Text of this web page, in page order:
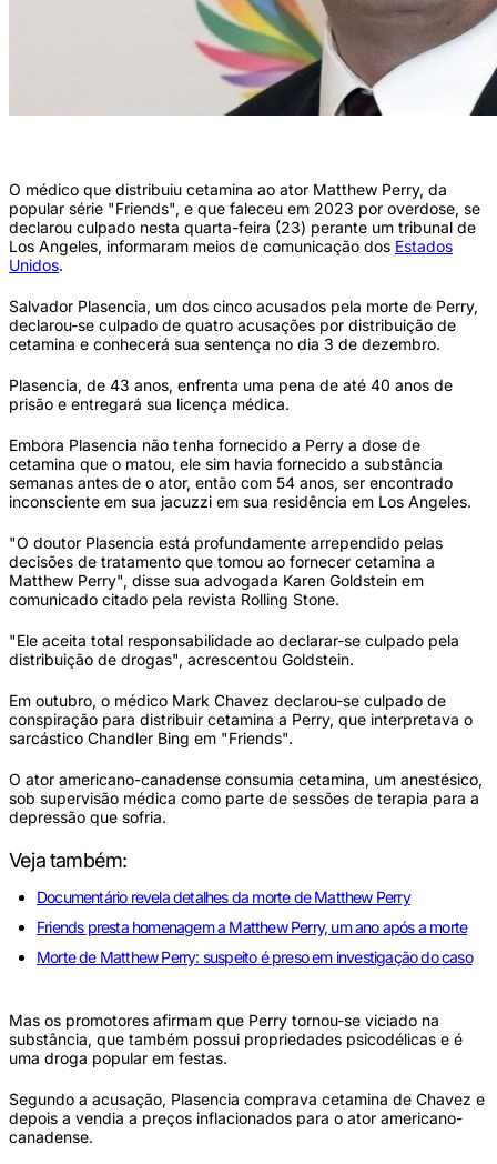
O médico que distribuiu cetamina ao ator Matthew Perry, da
popular série "Friends", e que faleceu em 2023 por overdose, se
declarou culpado nesta quarta-feira (23) perante um tribunal de
Los Angeles, informaram meios de comunicação dos Estados
Unidos.
Salvador Plasencia, um dos cinco acusados pela morte de Perry,
declarou-se culpado de quatro acusações por distribuição de
cetamina e conhecerá sua sentença no dia 3 de dezembro.
Plasencia, de 43 anos, enfrenta uma pena de até 40 anos de
prisão e entregará sua licença médica.
Embora Plasencia não tenha fornecido a Perry a dose de
cetamina que o matou, ele sim havia fornecido a substância
semanas antes de o ator, então com 54 anos, ser encontrado
inconsciente em sua jacuzzi em sua residência em Los Angeles.
"O doutor Plasencia está profundamente arrependido pelas
decisões de tratamento que tomou ao fornecer cetamina a
Matthew Perry", disse sua advogada Karen Goldstein em
comunicado citado pela revista Rolling Stone.
"Ele aceita total responsabilidade ao declarar-se culpado pela
distribuição de drogas", acrescentou Goldstein.
Em outubro, o médico Mark Chavez declarou-se culpado de
conspiração para distribuir cetamina a Perry, que interpretava o
sarcástico Chandler Bing em "Friends".
O ator americano-canadense consumia cetamina, um anestésico,
sob supervisão médica como parte de sessões de terapia para a
depressão que sofria.
Veja também:
Documentário revela detalhes da morte de Matthew Perry
Friends presta homenagem a Matthew Perry, um ano após a morte
Morte de Matthew Perry: suspeito é preso em investigação do caso
Mas os promotores afirmam que Perry tornou-se viciado na
substância, que também possui propriedades psicodélicas e é
uma droga popular em festas.
Segundo a acusação, Plasencia comprava cetamina de Chavez e
depois a vendia a preços inflacionados para o ator americano-
canadense.